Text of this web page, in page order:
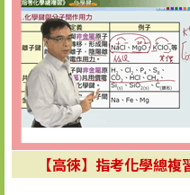
【高徠】指考化學總複